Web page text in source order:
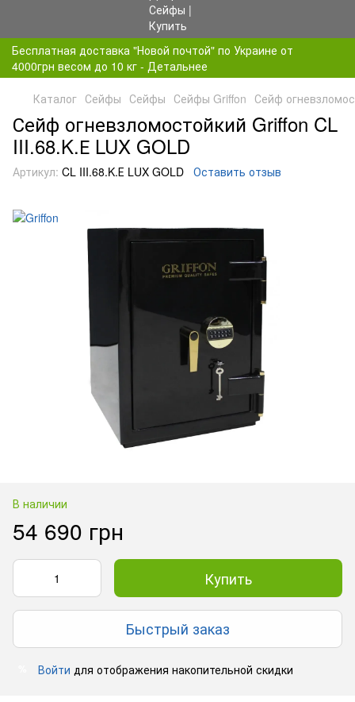
Бесплатная доставка "Новой почтой" по Украине от
4000грн весом до 10 кг - Детальнее
Каталог Сейфы Сейфы Сейфы Griffon Сейф
Сейф огневзломостойкий Griffon CL
III.68.K.Е LUX GOLD
Артикул: CL III.68.K.Е LUX GOLD Оставить отзыв
В наличии
54 690 грн
Купить
Быстрый заказ
Войти для отображения накопительной скидки